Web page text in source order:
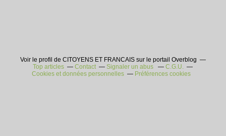
Voir le profil de CITOYENS ET FRANCAIS sur le portail Overblog
Top articles
Contact Signaler un abus
C.G.U.
Cookies et données personnelles
Préférences cookies